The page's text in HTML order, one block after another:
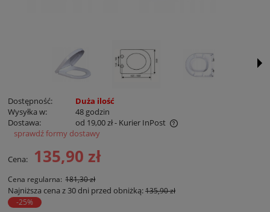
Dostępność:
Duża ilość
Wysyłka w:
48 godzin
Dostawa:
od 19,00 zł- Kurier InPost
Cena nie zawiera ewentualnych kosztów płatności
sprawdź formy dostawy
Cena: 135,90 zł
Cena regularna: 181,30 zł
Najniższa cena z 30 dni przed obniżką:135,90 zł
-25%